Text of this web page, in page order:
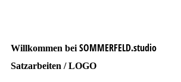
Willkommen bei SOMMERFELD.studio
Satzarbeiten / LOGO